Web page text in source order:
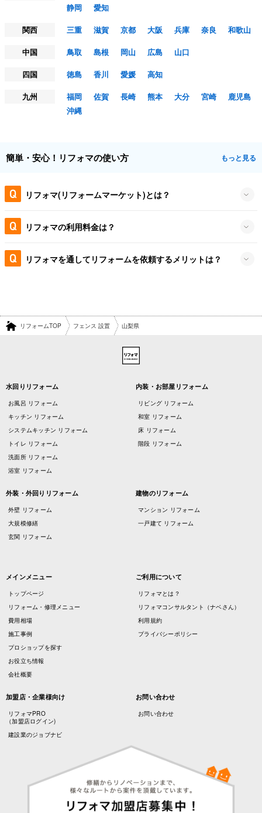
静岡
愛知
関西
三重 滋賀 京都 大阪 兵庫 奈良
和歌山
中国
鳥取 島根 岡山 広島
山口
四国
徳島 香川 愛媛
高知
九州
福岡 佐賀 長崎 熊本 大分 宮崎
鹿児島
沖縄
簡単・安心！リフォマの使い方 もっと見る
リフォマ(リフォームマーケット)とは？
リフォマの利用料金は？
リフォマを通してリフォームを依頼するメリットは？
リフォームTOP フェンス 設置 山梨県
水回りリフォーム
お風呂 リフォーム
キッチン リフォーム
システムキッチン リフォーム
トイレ リフォーム
洗面所 リフォーム
浴室 リフォーム
内装・お部屋リフォーム
リビング リフォーム
和室 リフォーム
床 リフォーム
階段 リフォーム
外装・外回りリフォーム
外壁 リフォーム
大規模修繕
玄関 リフォーム
建物のリフォーム
マンション リフォーム
一戸建て リフォーム
メインメニュー
トップページ
リフォーム・修理メニュー
費用相場
施工事例
プロショップを探す
お役立ち情報
会社概要
ご利用について
リフォマとは？
リフォマコンサルタント（ナベさん）
利用規約
プライバシーポリシー
加盟店・企業様向け
リフォマPRO
（加盟店ログイン)
建設業のジョブナビ
お問い合わせ
お問い合わせ